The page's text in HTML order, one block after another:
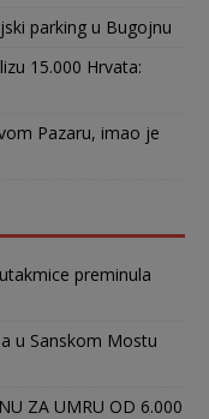
parking u Bugojnu
15.000 Hrvata:
Pazaru, imao je
preminula
u Sanskom Mostu
ZA UMRU OD 6.000